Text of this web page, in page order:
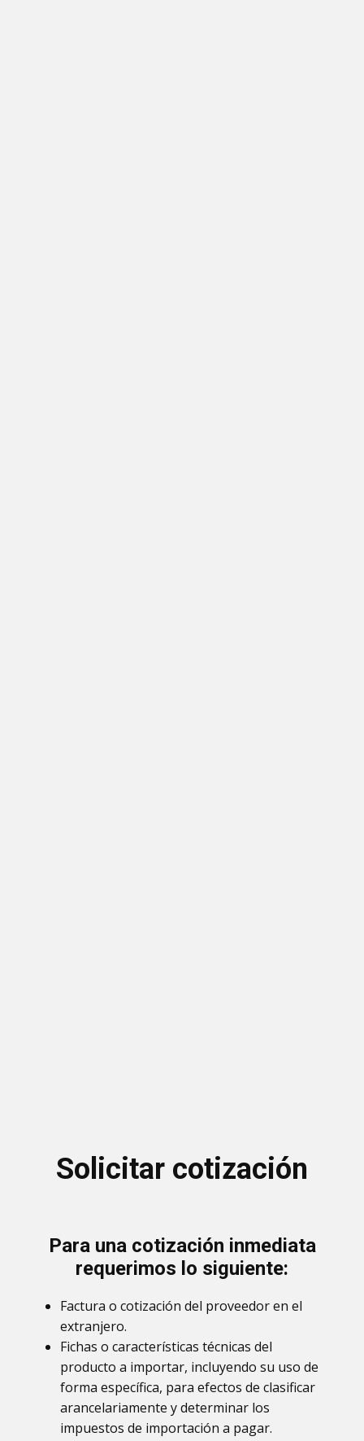
Solicitar cotización
Para una cotización inmediata
requerimos lo siguiente:
Factura o cotización del proveedor en el
extranjero.
Fichas o características técnicas del
producto a importar, incluyendo su uso de
forma específica, para efectos de clasificar
arancelariamente y determinar los
impuestos de importación a pagar.